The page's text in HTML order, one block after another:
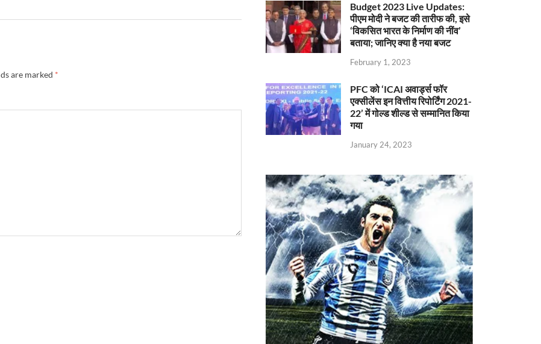
are marked *
Budget 2023 Live Updates:
पीएम मोदी ने बजट की तारीफ की, इसे
‘विकसित भारत के निर्माण की नींव’
बताया; जानिए क्या है नया बजट
February 1, 2023
PFC को ‘ICAI अवार्ड्स फॉर
एक्सीलेंस इन वित्तीय रिपोर्टिंग 2021-
22’ में गोल्ड शील्ड से सम्मानित किया
गया
January 24, 2023